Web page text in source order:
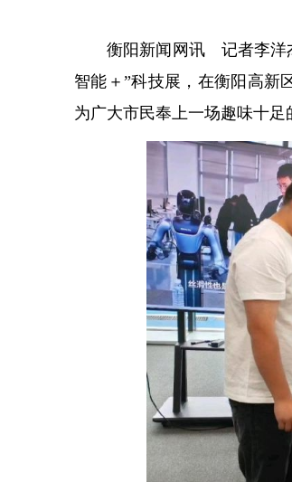
衡阳新闻网讯 记者李洋
智能＋”科技展，在衡阳高新
为广大市民奉上一场趣味十足